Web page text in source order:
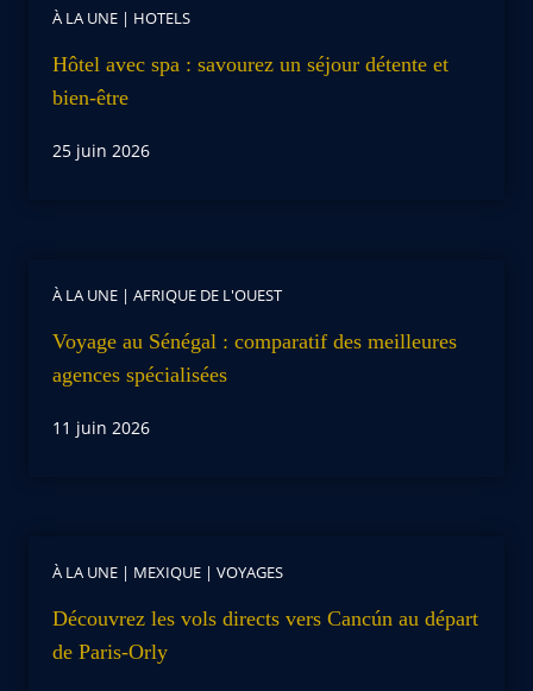
À LA UNE | HOTELS
Hôtel avec spa : savourez un séjour détente et
bien-être
25 juin 2026
À LA UNE | AFRIQUE DE L'OUEST
Voyage au Sénégal : comparatif des meilleures
agences spécialisées
11 juin 2026
À LA UNE | MEXIQUE | VOYAGES
Découvrez les vols directs vers Cancún au départ
de Paris-Orly